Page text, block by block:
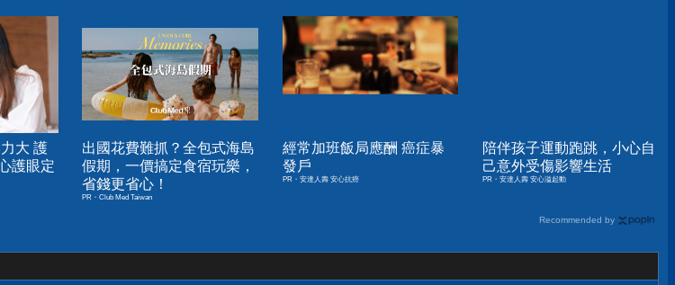
大 護
護眼定
出國花費難抓？全包式海島
假期，一價搞定食宿玩樂，
省錢更省心！
PR・Club Med Taiwan
經常加班飯局應酬 癌症暴
發戶
PR・安達人壽 安心抗癌
陪伴孩子運動跑跳，小心自
己意外受傷影響生活
PR・安達人壽 安心溢起動
Recommended by